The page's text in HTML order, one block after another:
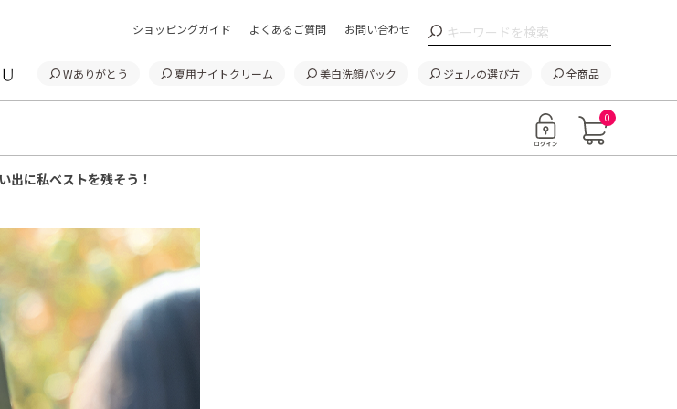
ショッピングガイド よくあるご質問 お問い合わせ
Wありがとう 夏用ナイトクリーム 美白洗顔パック ジェルの選び方 全商品
0
出に私ベストを残そう！